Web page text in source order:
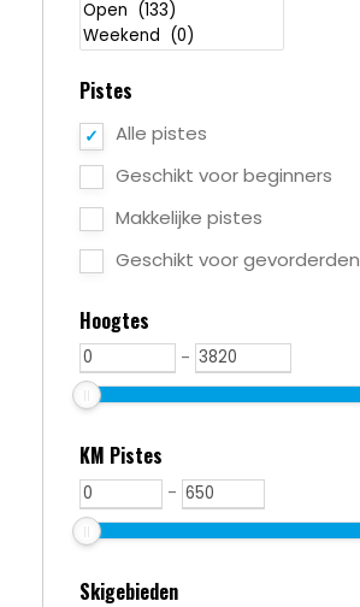
Pistes
Alle pistes
Geschikt voor beginners
Makkelijke pistes
Geschikt voor gevorderden
Hoogtes
-
KM Pistes
-
Skigebieden